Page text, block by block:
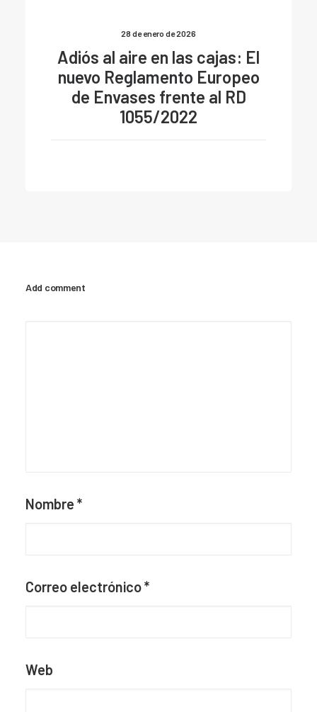
28 de enero de 2026
Adiós al aire en las cajas: El
nuevo Reglamento Europeo
de Envases frente al RD
1055/2022
Add comment
Nombre *
Correo electrónico*
Web